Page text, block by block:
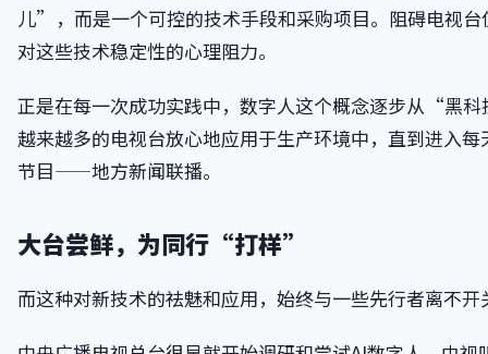
儿”，而是一个可控的技术手段和采购项目。阻碍电视台
对这些技术稳定性的心理阻力。
正是在每一次成功实践中，数字人这个概念逐步从“黑
越来越多的电视台放心地应用于生产环境中，直到进入每
节目——地方新闻联播。
大台尝鲜，为同行“打样”
而这种对新技术的祛魅和应用，始终与一些先行者离不开